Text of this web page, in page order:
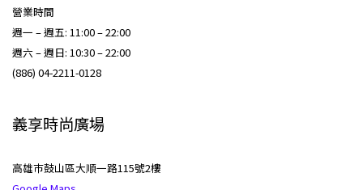
營業時間
週一 – 週五: 11:00 – 22:00
週六 – 週日: 10:30 – 22:00
(886) 04-2211-0128
義享時尚廣場
高雄巿鼓山區大順一路115號2樓